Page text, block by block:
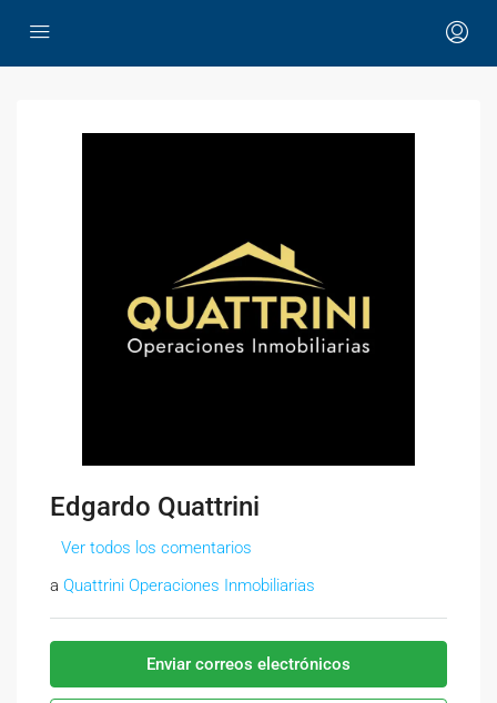
Edgardo Quattrini
Ver todos los comentarios
a Quattrini Operaciones Inmobiliarias
Enviar correos electrónicos